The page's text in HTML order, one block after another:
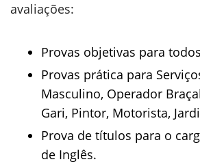
avaliações:
Provas objetivas para
Provas prática para
Masculino, Operador
Gari, Pintor, Motorista,
Prova de títulos para o
de Inglês.